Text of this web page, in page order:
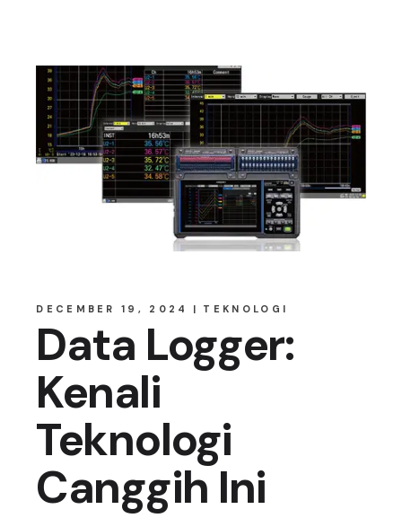
DECEMBER 19, 2024 TEKNOLOGI
Data Logger:
Kenali
Teknologi
Canggih Ini